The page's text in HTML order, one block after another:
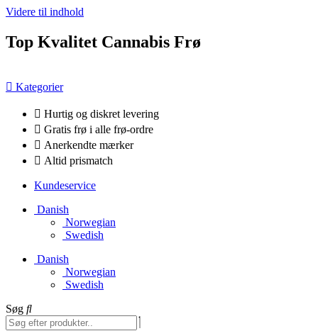
Videre til indhold
Top Kvalitet Cannabis Frø
Kategorier
Hurtig og diskret levering
Gratis frø i alle frø-ordre
Anerkendte mærker
Altid prismatch
Kundeservice
Danish
Norwegian
Swedish
Danish
Norwegian
Swedish
Søg